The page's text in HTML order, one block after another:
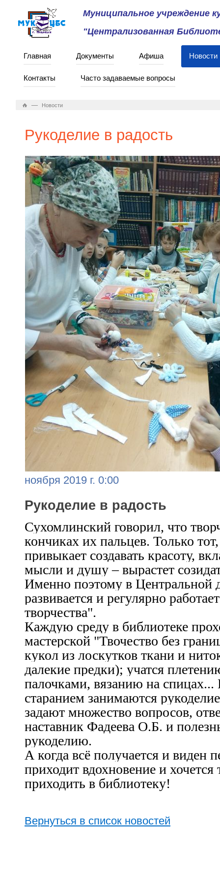
Муниципальное учреждение
"Централизованная
Главная Документы Афиша Новости
Контакты Часто задаваемые вопросы
— Новости
Рукоделие в радость
ноября 2019 г. 0:00
Рукоделие в радость
Сухомлинский говорил, что
кончиках их пальцев. Только тот,
привыкает создавать красоту,
мысли и душу – вырастет
Именно поэтому в Центральной
развивается и регулярно
творчества".
Каждую среду в библиотеке
мастерской "Твочество без
кукол из лоскутков ткани и
далекие предки); учатся
палочками, вязанию на спицах...
старанием занимаются
задают множество вопросов,
наставник Фадеева О.Б. и
рукоделию.
А когда всё получается и виден
приходит вдохновение и
приходить в библиотеку!
Вернуться в список новостей